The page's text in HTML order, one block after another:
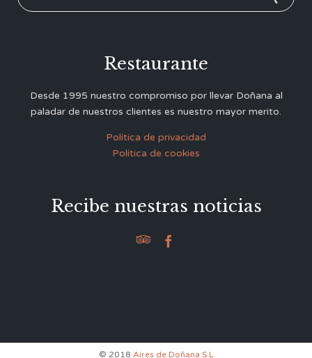
Restaurante
Desde 1995 nuestro compromiso por llevar Doñana al
paladar de nuestros clientes es nuestro mayor merito.
Política de privacidad
Política de cookies
Recibe nuestras noticias
 
© 2018 Aires de Doñana S.L